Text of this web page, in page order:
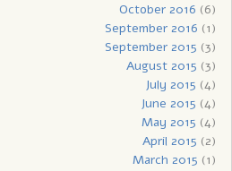
October 2016 (6)
September 2016 (1)
September 2015 (3)
August 2015 (3)
July 2015 (4)
June 2015 (4)
May 2015 (4)
April 2015 (2)
March 2015 (1)